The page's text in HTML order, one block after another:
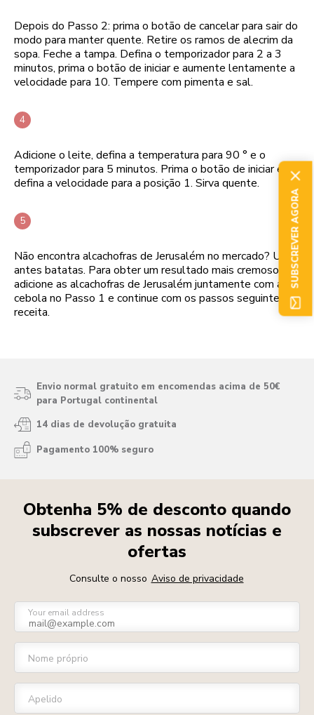
Depois do Passo 2: prima o botão de cancelar para sair do
modo para manter quente. Retire os ramos de alecrim da
sopa. Feche a tampa. Defina o temporizador para 2 a 3
minutos, prima o botão de iniciar e aumente lentamente a
velocidade para 10. Tempere com pimenta e sal.
Adicione o leite, defina a temperatura para 90 ° e o
temporizador para 5 minutos. Prima o botão de iniciar e
defina a velocidade para a posição 1. Sirva quente.
Não encontra alcachofras de Jerusalém no mercado? Use
antes batatas. Para obter um resultado mais cremoso,
adicione as alcachofras de Jerusalém juntamente com a
cebola no Passo 1 e continue com os passos seguintes da
receita.
Envio normal gratuito em encomendas acima de 50€
para Portugal continental
14 dias de devolução gratuita
Pagamento 100% seguro
Obtenha 5% de desconto quando
subscrever as nossas notícias e
ofertas
Consulte o nosso Aviso de privacidade
Your email address
Nome próprio
Apelido
SUBSCREVER AGORA